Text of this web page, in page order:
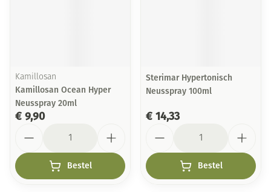
Kamillosan
Kamillosan Ocean Hyper
Neusspray 20ml
€ 9,90
Bestel
Sterimar Hypertonisch
Neusspray 100ml
€ 14,33
Bestel